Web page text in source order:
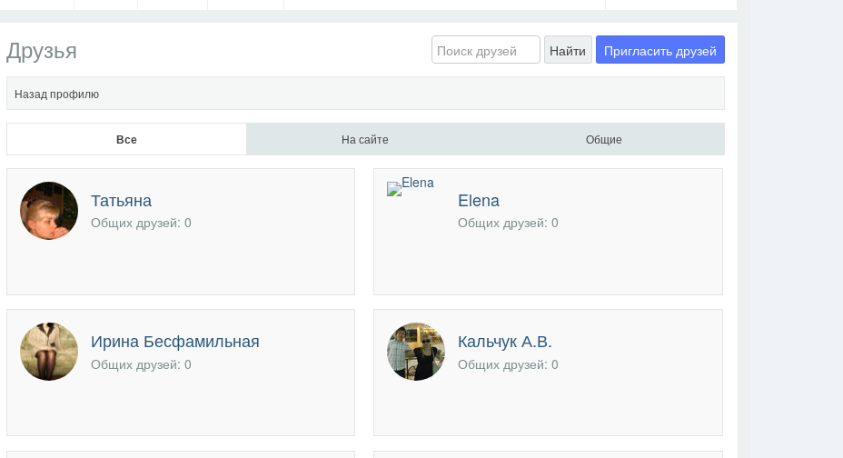
Кайдаш Оксана
На профиль
В друзья
Друзья Найти Пригласить друзей
Назад профилю
Все На сайте Общие
Татьяна
Общих друзей: 0
Elena
Общих друзей: 0
Ирина Бесфамильная
Общих друзей: 0
Кальчук А.В.
Общих друзей: 0